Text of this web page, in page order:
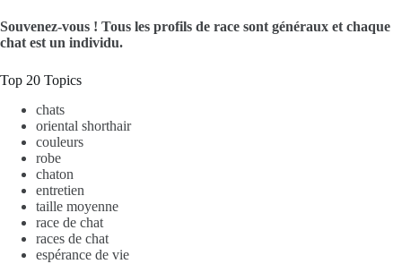
Souvenez-vous ! Tous les profils de race sont généraux et chaque
chat est un individu.
Top 20 Topics
chats
oriental shorthair
couleurs
robe
chaton
entretien
taille moyenne
race de chat
races de chat
espérance de vie